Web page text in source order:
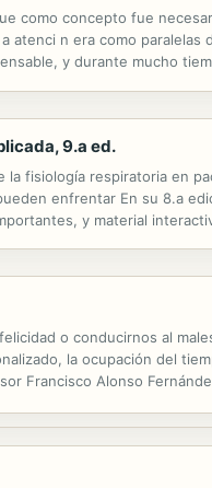
como concepto fue
atenci n era como
y durante mucho
9.a ed.
la fisiología respiratoria en
enfrentar En su 8.a
y material
o conducirnos al
la ocupación del
Francisco Alonso